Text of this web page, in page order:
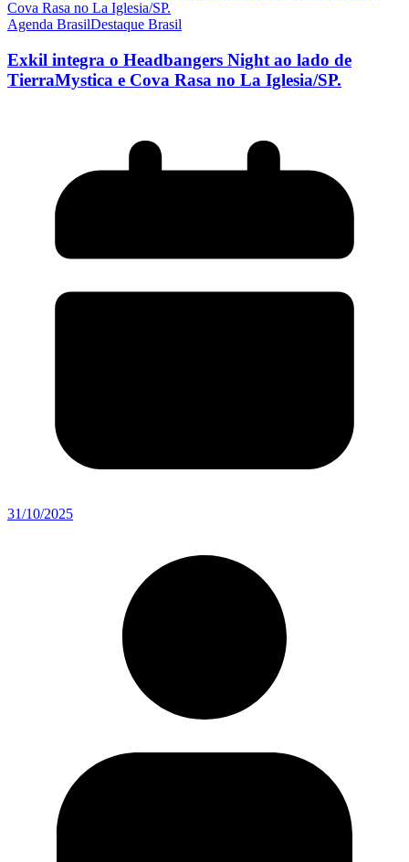
Agenda BrasilDestaque Brasil
Exkil integra o Headbangers Night ao lado de
TierraMystica e Cova Rasa no La Iglesia/SP.
31/10/2025